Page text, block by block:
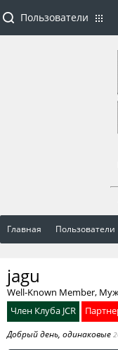
Главная Пользователи
jagu
Well-Known Member,
Член Клуба JCR
Добрый день, одинаковые
Пользователи